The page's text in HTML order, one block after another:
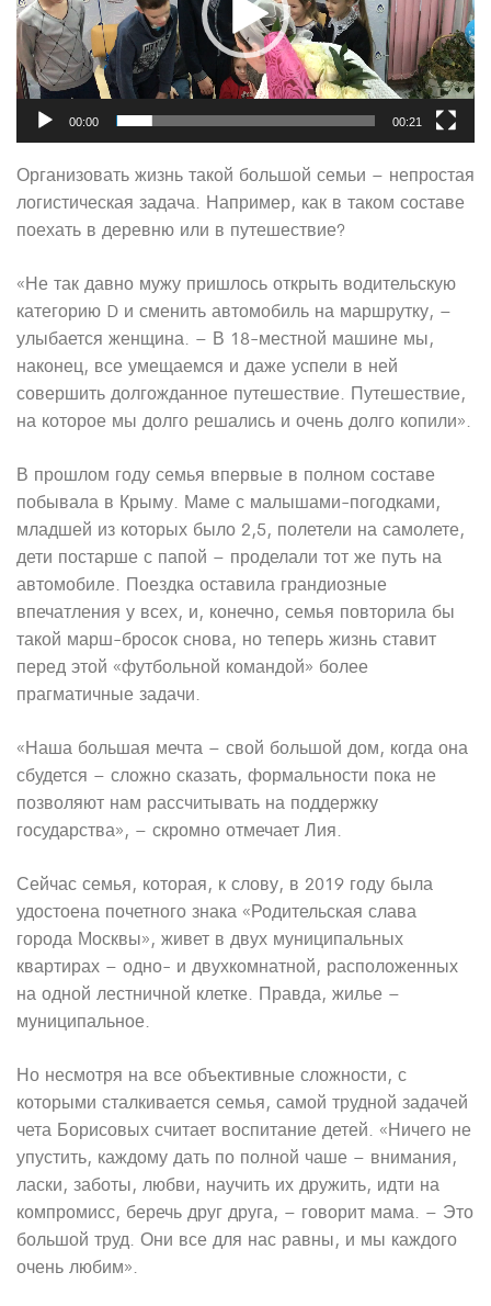
00:00 00:21
Организовать жизнь такой большой семьи – непростая
логистическая задача. Например, как в таком составе
поехать в деревню или в путешествие?
«Не так давно мужу пришлось открыть водительскую
категорию D и сменить автомобиль на маршрутку, –
улыбается женщина. – В 18-местной машине мы,
наконец, все умещаемся и даже успели в ней
совершить долгожданное путешествие. Путешествие,
на которое мы долго решались и очень долго копили».
В прошлом году семья впервые в полном составе
побывала в Крыму. Маме с малышами-погодками,
младшей из которых было 2,5, полетели на самолете,
дети постарше с папой – проделали тот же путь на
автомобиле. Поездка оставила грандиозные
впечатления у всех, и, конечно, семья повторила бы
такой марш-бросок снова, но теперь жизнь ставит
перед этой «футбольной командой» более
прагматичные задачи.
«Наша большая мечта – свой большой дом, когда она
сбудется – сложно сказать, формальности пока не
позволяют нам рассчитывать на поддержку
государства», – скромно отмечает Лия.
Сейчас семья, которая, к слову, в 2019 году была
удостоена почетного знака «Родительская слава
города Москвы», живет в двух муниципальных
квартирах – одно- и двухкомнатной, расположенных
на одной лестничной клетке. Правда, жилье –
муниципальное.
Но несмотря на все объективные сложности, с
которыми сталкивается семья, самой трудной задачей
чета Борисовых считает воспитание детей. «Ничего не
упустить, каждому дать по полной чаше – внимания,
ласки, заботы, любви, научить их дружить, идти на
компромисс, беречь друг друга, – говорит мама. – Это
большой труд. Они все для нас равны, и мы каждого
очень любим».